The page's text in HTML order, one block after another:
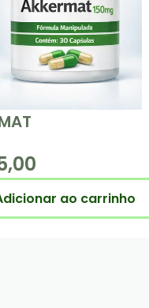
ao carrinho